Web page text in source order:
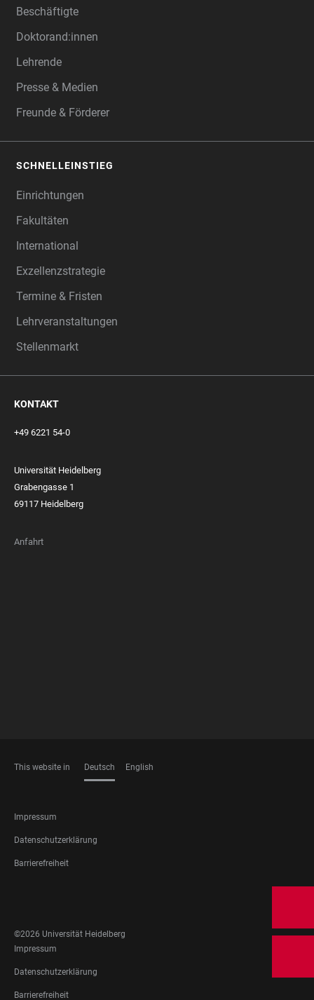
Beschäftigte
Doktorand:innen
Lehrende
Presse & Medien
Freunde & Förderer
SCHNELLEINSTIEG
Einrichtungen
Fakultäten
International
Exzellenzstrategie
Termine & Fristen
Lehrveranstaltungen
Stellenmarkt
KONTAKT
+49 6221 54-0
Universität Heidelberg
Grabengasse 1
69117 Heidelberg
Anfahrt
This website in Deutsch English
FOOTER
LEGAL
Impressum
Datenschutzerklärung
Barrierefreiheit
MEDIA
©2026 Universität Heidelberg
FOOTER
LEGAL
Impressum
Datenschutzerklärung
Barrierefreiheit